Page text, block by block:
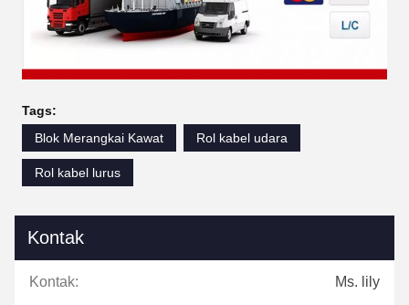
Tags:
Blok Merangkai Kawat
Rol kabel udara
Rol kabel lurus
Kontak
Kontak: Ms. lily